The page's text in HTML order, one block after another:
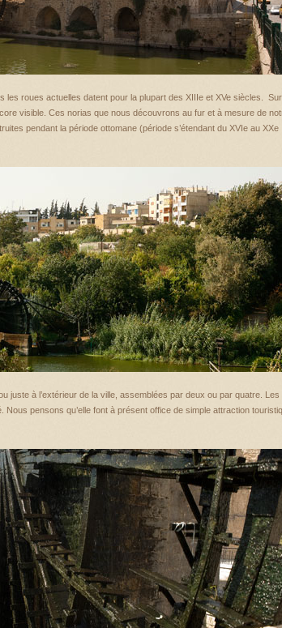
les roues actuelles datent pour la plupart des XIIIe et XVe siècles.
visible. Ces norias que nous découvrons au fur et à mesure de
pendant la période ottomane (période s’étendant du XVIe au XXe
juste à l’extérieur de la ville, assemblées par deux ou par quatre. Les
pensons qu’elle font à présent office de simple attraction